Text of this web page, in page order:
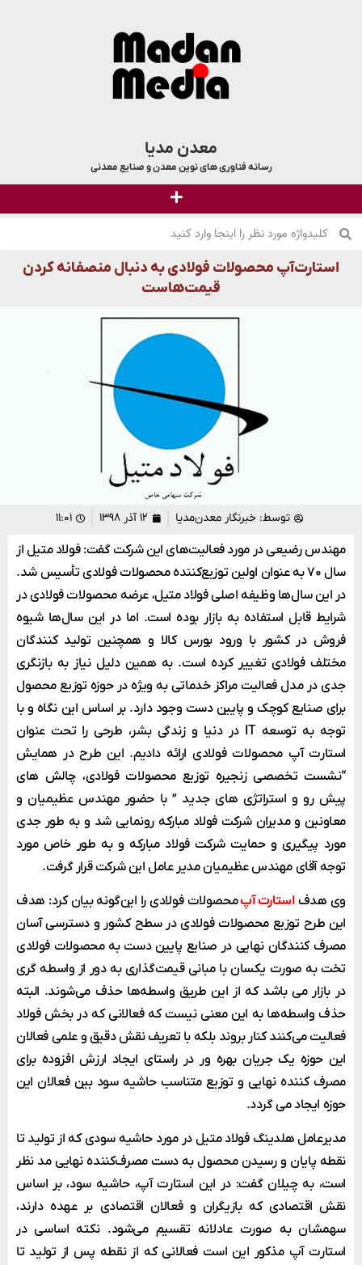
معدن مدیا
رسانه فناوری های نوین معدن و صنایع معدنی
استارت‌آپ محصولات فولادی به دنبال منصفانه کردن
قیمت‌هاست
توسط: خبرنگار معدن‌مدیا ۱۲ آذر ۱۳۹۸ ۱۱:۰۱
مهندس رضیعی در مورد فعالیت‌های این شرکت گفت: فولاد متیل از
سال ۷۰ به عنوان اولین توزیع‌کننده محصولات فولادی تأسیس شد.
در این سال‌ها وظیفه اصلی فولاد متیل، عرضه محصولات فولادی در
شرایط قابل استفاده به بازار بوده است. اما در این سال‌ها شیوه
فروش در کشور با ورود بورس کالا و همچنین تولید کنندگان
مختلف فولادی تغییر کرده است. به همین دلیل نیاز به بازنگری
جدی در مدل فعالیت مراکز خدماتی به ویژه در حوزه توزیع محصول
برای صنایع کوچک و پایین دست وجود دارد. بر اساس این نگاه و با
توجه به توسعه IT در دنیا و زندگی بشر، طرحی را تحت عنوان
استارت آپ محصولات فولادی ارائه دادیم. این طرح در همایش
“نشست تخصصی زنجیره توزیع محصولات فولادی، چالش های
پیش رو و استراتژی های جدید ” با حضور مهندس عظیمیان و
معاونین و مدیران شرکت فولاد مبارکه رونمایی شد و به طور جدی
مورد پیگیری و حمایت شرکت فولاد مبارکه و به طور خاص مورد
توجه آقای مهندس عظیمیان مدیر عامل این شرکت قرار گرفت.
وی هدفاستارت آپمحصولات فولادی را این‌گونه بیان کرد: هدف
این طرح توزیع محصولات فولادی در سطح کشور و دسترسی آسان
مصرف کنندگان نهایی در صنایع پایین دست به محصولات فولادی
تخت به صورت یکسان با مبانی قیمت‌گذاری به دور از واسطه گری
در بازار می باشد که از این طریق واسطه‌ها حذف می‌شوند. البته
حذف واسطه‌ها به این معنی نیست که فعالانی که در بخش فولاد
فعالیت می‌کنند کنار بروند بلکه با تعریف نقش دقیق و علمی فعالان
این حوزه یک جریان بهره ور در راستای ایجاد ارزش افزوده برای
مصرف کننده نهایی و توزیع متناسب حاشیه سود بین فعالان این
حوزه ایجاد می گردد.
مدیرعامل هلدینگ فولاد متیل در مورد حاشیه سودی که از تولید تا
نقطه پایان و رسیدن محصول به دست مصرف‌کننده نهایی مد نظر
است، به چیلان گفت: در این استارت آپ، حاشیه سود، بر اساس
نقش اقتصادی که بازیگران و فعالان اقتصادی بر عهده دارند،
سهمشان به صورت عادلانه تقسیم می‌شود. نکته اساسی در
استارت آپ مذکور این است فعالانی که از نقطه پس از تولید تا